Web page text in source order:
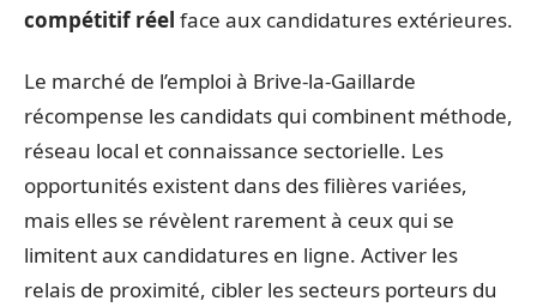
compétitif réel face aux candidatures extérieures.
Le marché de l’emploi à Brive-la-Gaillarde
récompense les candidats qui combinent méthode,
réseau local et connaissance sectorielle. Les
opportunités existent dans des filières variées,
mais elles se révèlent rarement à ceux qui se
limitent aux candidatures en ligne. Activer les
relais de proximité, cibler les secteurs porteurs du